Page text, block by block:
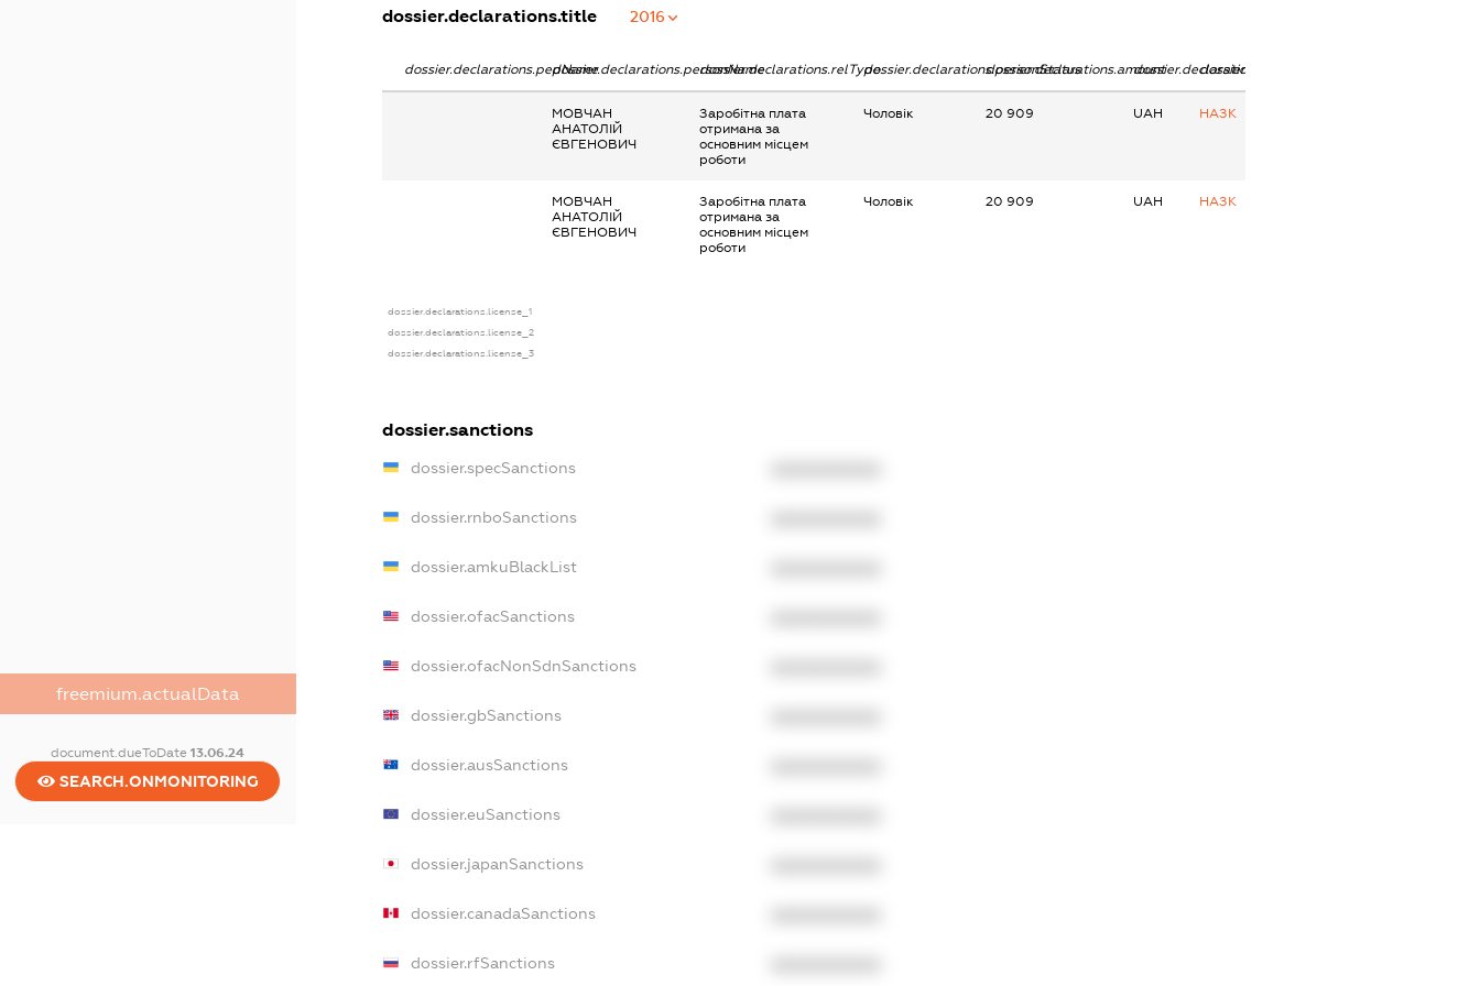
freemium.actualData
document.dueToDate13.06.24
SEARCH.ONMONITORING
dossier.declarations.title 2016
dossier.declarations.pepNamedossier.declarations.personNamedossier.declarations.relTypedossier.declarations.personStatus
dossier.declarations.amountdossier.declarations.currency
dossier.declarations.source
МОВЧАН
АНАТОЛІЙ
ЄВГЕНОВИЧ
Заробітна плата
отримана за
основним місцем
роботи
Чоловік 20 909 UAH НАЗК
МОВЧАН
АНАТОЛІЙ
ЄВГЕНОВИЧ
Заробітна плата
отримана за
основним місцем
роботи
Чоловік 20 909 UAH НАЗК
dossier.declarations.license_1
dossier.declarations.license_2
dossier.declarations.license_3
dossier.sanctions
dossier.specSanctions
dossier.rnboSanctions
dossier.amkuBlackList
dossier.ofacSanctions
dossier.ofacNonSdnSanctions
dossier.gbSanctions
dossier.ausSanctions
dossier.euSanctions
dossier.japanSanctions
dossier.canadaSanctions
dossier.rfSanctions